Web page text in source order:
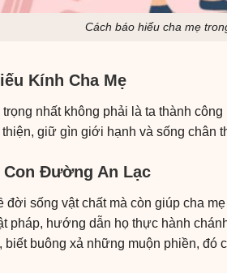
Cách báo hiếu cha mẹ
Kính Cha Mẹ
nhất không phải là ta thành
giữ gìn giới hạnh và sống chân
Đường An Lạc
đời sống vật chất mà còn giúp cha
pháp, hướng dẫn họ thực hành
buông xả những muộn phiền, đó